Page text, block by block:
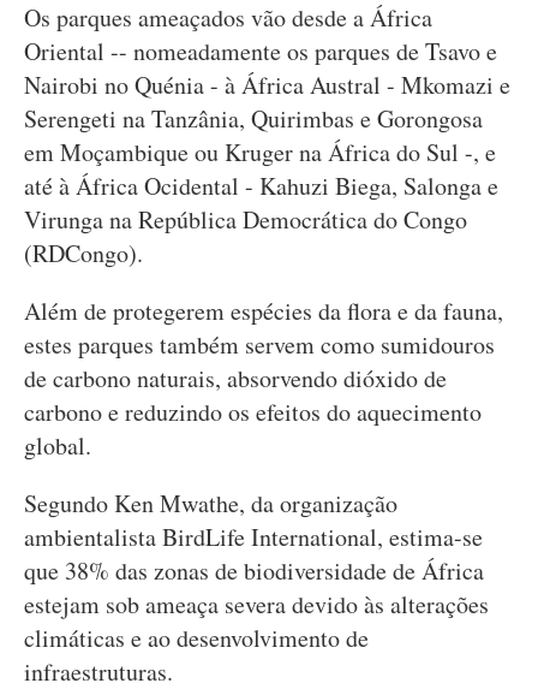
Os parques ameaçados vão desde a África
Oriental -- nomeadamente os parques de Tsavo e
Nairobi no Quénia - à África Austral - Mkomazi e
Serengeti na Tanzânia, Quirimbas e Gorongosa
em Moçambique ou Kruger na África do Sul -, e
até à África Ocidental - Kahuzi Biega, Salonga e
Virunga na República Democrática do Congo
(RDCongo).
Além de protegerem espécies da flora e da fauna,
estes parques também servem como sumidouros
de carbono naturais, absorvendo dióxido de
carbono e reduzindo os efeitos do aquecimento
global.
Segundo Ken Mwathe, da organização
ambientalista BirdLife International, estima-se
que 38% das zonas de biodiversidade de África
estejam sob ameaça severa devido às alterações
climáticas e ao desenvolvimento de
infraestruturas.